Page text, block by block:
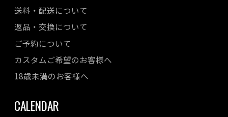
送料・配送について
返品・交換について
ご予約について
カスタムご希望のお客様へ
18歳未満のお客様へ
CALENDAR